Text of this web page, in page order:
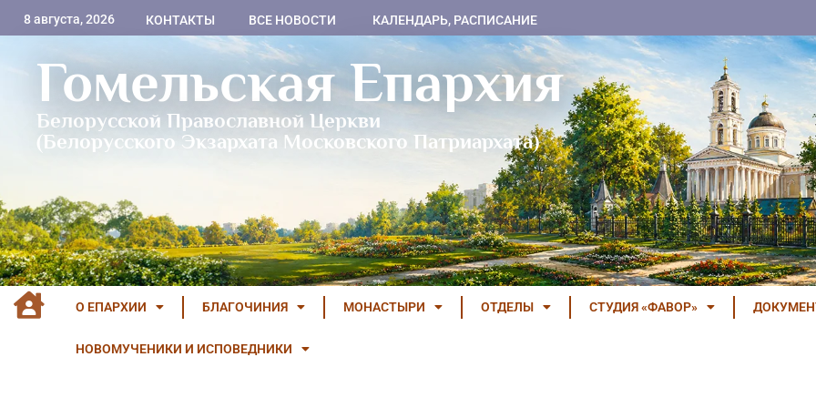
8 августа, 2026 КОНТАКТЫ ВСЕ НОВОСТИ КАЛЕНДАРЬ, РАСПИСАНИЕ
Гомельская Епархия
Белорусской Православной Церкви
(Белорусского Экзархата Московского Патриархата)
О ЕПАРХИИ БЛАГОЧИНИЯ МОНАСТЫРИ ОТДЕЛЫ СТУДИЯ «ФАВОР»
НОВОМУЧЕНИКИ И ИСПОВЕДНИКИ